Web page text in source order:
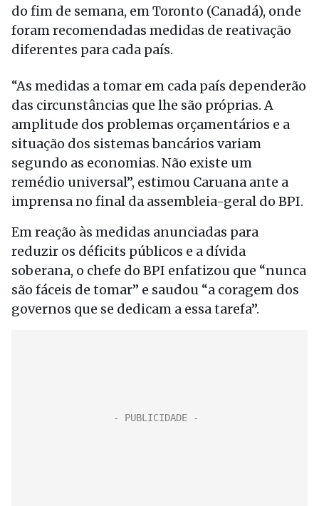
do fim de semana, em Toronto (Canadá), onde
foram recomendadas medidas de reativação
diferentes para cada país.
“As medidas a tomar em cada país dependerão
das circunstâncias que lhe são próprias. A
amplitude dos problemas orçamentários e a
situação dos sistemas bancários variam
segundo as economias. Não existe um
remédio universal”, estimou Caruana ante a
imprensa no final da assembleia-geral do BPI.
Em reação às medidas anunciadas para
reduzir os déficits públicos e a dívida
soberana, o chefe do BPI enfatizou que “nunca
são fáceis de tomar” e saudou “a coragem dos
governos que se dedicam a essa tarefa”.